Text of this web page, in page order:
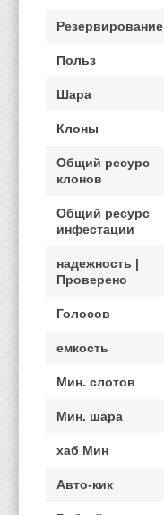
Резервирование
Польз
Шара
Клоны
Общий ресурс
клонов
Общий ресурс
инфестации
надежность |
Проверено
Голосов
емкость
Мин. слотов
Мин. шара
хаб Мин
Авто-кик